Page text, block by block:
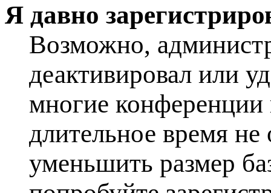
Я давно
Возможно,
деактивировал или
многие конференции
длительное время
уменьшить размер